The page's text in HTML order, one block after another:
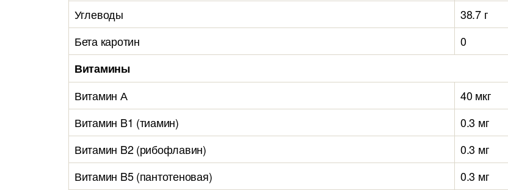
Углеводы
38.7 г
Бета каротин
0
Витамины
Витамин А
40 мкг
Витамин B1 (тиамин)
0.3 мг
Витамин B2 (рибофлавин)
0.3 мг
Витамин B5 (пантотеновая)
0.3 мг